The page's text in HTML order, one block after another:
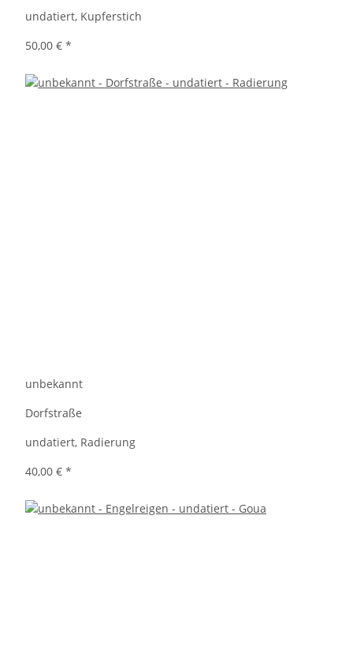
undatiert, Kupferstich
50,00 € *
unbekannt
Dorfstraße
undatiert, Radierung
40,00 € *